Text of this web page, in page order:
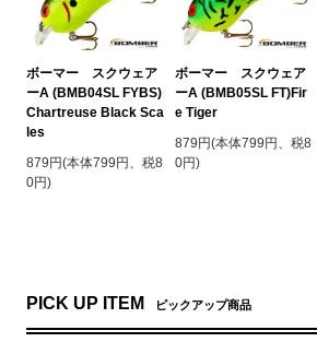
ボーマー スクウェア
ーA (BMB04SL FYBS)
Chartreuse Black Sca
les
879円(本体799円、税8
0円)
ボーマー スクウェア
ーA (BMB05SL FT)Fir
e Tiger
879円(本体799円、税8
0円)
PICK UP ITEM ピックアップ商品